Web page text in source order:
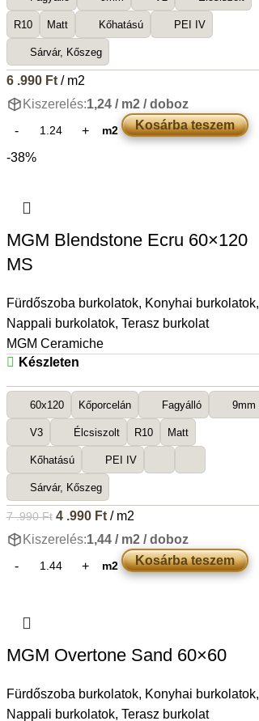
R10 Matt Kőhatású PEI IV
Sárvár, Kőszeg
6 .990 Ft/ m2
Kiszerelés:1,24 / m2 / doboz
m2 Kosárba teszem
-38%
MGM Blendstone Ecru 60×120
MS
Fürdőszoba burkolatok, Konyhai burkolatok,
Nappali burkolatok, Terasz burkolat
MGM Ceramiche
Készleten
60x120 Kőporcelán Fagyálló 9mm
V3 Élcsiszolt R10 Matt
Kőhatású PEI IV
Sárvár, Kőszeg
7 .990Ft 4 .990 Ft/ m2
Kiszerelés:1,44 / m2 / doboz
m2 Kosárba teszem
MGM Overtone Sand 60×60
Fürdőszoba burkolatok, Konyhai burkolatok,
Nappali burkolatok, Terasz burkolat